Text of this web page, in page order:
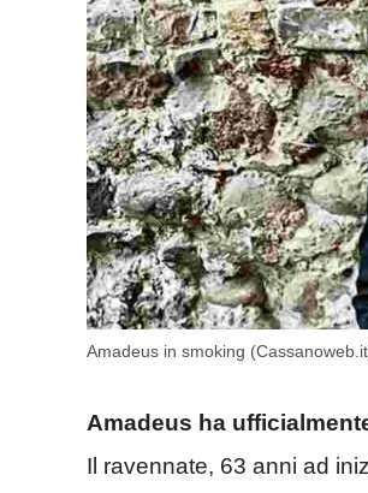
Amadeus in smoking
Amadeus ha
Il ravennate, 63 anni ad